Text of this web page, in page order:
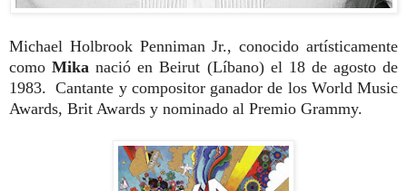
Michael Holbrook Penniman Jr., conocido artísticamente
comoMika nació en Beirut (Líbano) el 18 de agosto de
1983. Cantante y compositor ganador de los World Music
Awards, Brit Awards y nominado al Premio Grammy.